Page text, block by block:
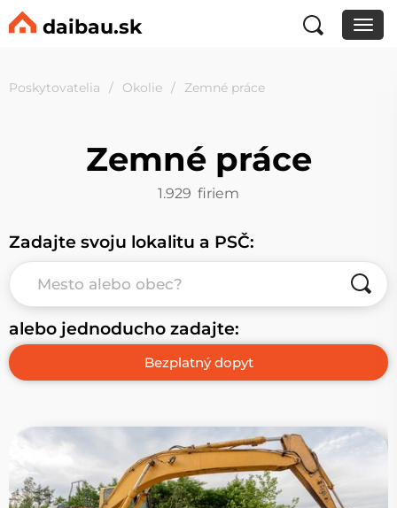
daibau.sk
Poskytovatelia Okolie Zemné práce
Zemné práce
1.929 firiem
Zadajte svoju lokalitu a PSČ:
alebo jednoducho zadajte: